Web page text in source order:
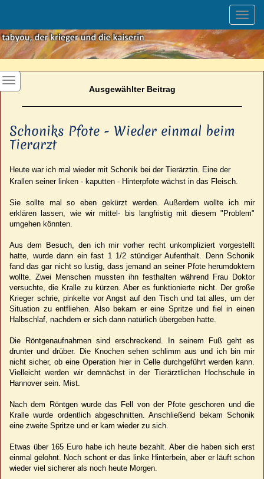
Ausgewählter Beitrag
Schoniks Pfote - Wieder einmal beim
Tierarzt
Heute war ich mal wieder mit Schonik bei der Tierärztin. Eine der
Krallen seiner linken - kaputten - Hinterpfote wächst in das Fleisch.
Sie sollte mal so eben gekürzt werden. Außerdem wollte ich mir
erklären lassen, wie wir mittel- bis langfristig mit diesem "Problem"
umgehen könnten.
Aus dem Besuch, den ich mir vorher recht unkompliziert vorgestellt
hatte, wurde dann ein fast 1 1/2 stündiger Aufenthalt. Denn Schonik
fand das gar nicht so lustig, dass jemand an seiner Pfote herumdoktern
wollte. Zwei Menschen mussten ihn festhalten während Frau Doktor
versuchte, die Kralle zu kürzen. Aber es funktionierte nicht. Der große
Krieger schrie, pinkelte vor Angst auf den Tisch und tat alles, um der
Situation zu entfliehen. Also bekam er eine Spritze und fiel in einen
Halbschlaf, nachdem er sich dann natürlich übergeben hatte.
Die Röntgenaufnahmen sind erschreckend. In seinem Fuß geht es
drunter und drüber. Die Knochen sehen schlimm aus und ich bin mir
nicht sicher, ob eine Operation hier in Celle durchgeführt werden kann.
Vielleicht werden wir demnächst in der Tierärztlichen Hochschule in
Hannover sein. Mist.
Nach dem Röntgen wurde das Fell von der Pfote geschoren und die
Kralle wurde ordentlich abgeschnitten. Anschließend bekam Schonik
eine zweite Spritze und er kam wieder zu sich.
Etwas über 165 Euro habe ich heute bezahlt. Aber die haben sich erst
einmal gelohnt. Noch schont er das linke Hinterbein, aber er läuft schon
wieder viel sicherer als noch heute Morgen.